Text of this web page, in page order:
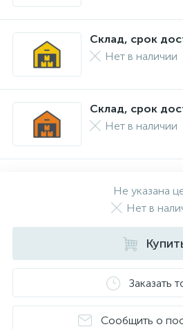
Склад, срок
Нет в наличии
Склад, срок
Нет в наличии
Не указана
Нет в
Заказать
Сообщить о